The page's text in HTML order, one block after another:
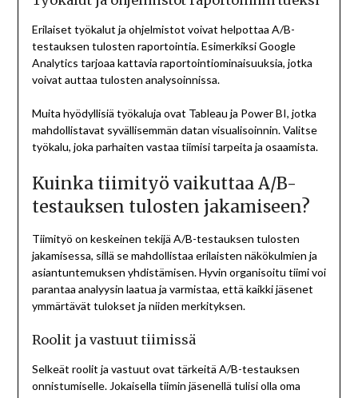
Erilaiset työkalut ja ohjelmistot voivat helpottaa A/B-
testauksen tulosten raportointia. Esimerkiksi Google
Analytics tarjoaa kattavia raportointiominaisuuksia, jotka
voivat auttaa tulosten analysoinnissa.
Muita hyödyllisiä työkaluja ovat Tableau ja Power BI, jotka
mahdollistavat syvällisemmän datan visualisoinnin. Valitse
työkalu, joka parhaiten vastaa tiimisi tarpeita ja osaamista.
Kuinka tiimityö vaikuttaa A/B-
testauksen tulosten jakamiseen?
Tiimityö on keskeinen tekijä A/B-testauksen tulosten
jakamisessa, sillä se mahdollistaa erilaisten näkökulmien ja
asiantuntemuksen yhdistämisen. Hyvin organisoitu tiimi voi
parantaa analyysin laatua ja varmistaa, että kaikki jäsenet
ymmärtävät tulokset ja niiden merkityksen.
Roolit ja vastuut tiimissä
Selkeät roolit ja vastuut ovat tärkeitä A/B-testauksen
onnistumiselle. Jokaisella tiimin jäsenellä tulisi olla oma